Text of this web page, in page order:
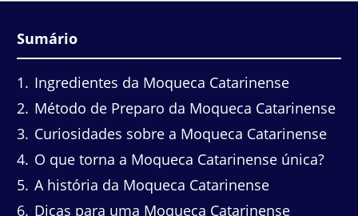
Sumário
1
Ingredientes da Moqueca Catarinense
2 Método de Preparo da Moqueca Catarinense
3 Curiosidades sobre a Moqueca Catarinense
4 O que torna a Moqueca Catarinense única?
5 A história da Moqueca Catarinense
6 Dicas para uma Moqueca Catarinense